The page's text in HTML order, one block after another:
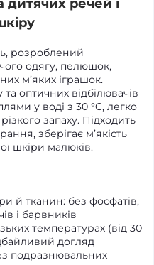
дитячих речей і
розроблений
одягу, пелюшок,
м’яких іграшок.
оптичних відбілювачів
у воді з 30 °C, легко
запаху. Підходить
зберігає м’якість
шкіри малюків.
й тканин: без фосфатів,
і барвників
температурах (від 30
догляд
подразнювальних